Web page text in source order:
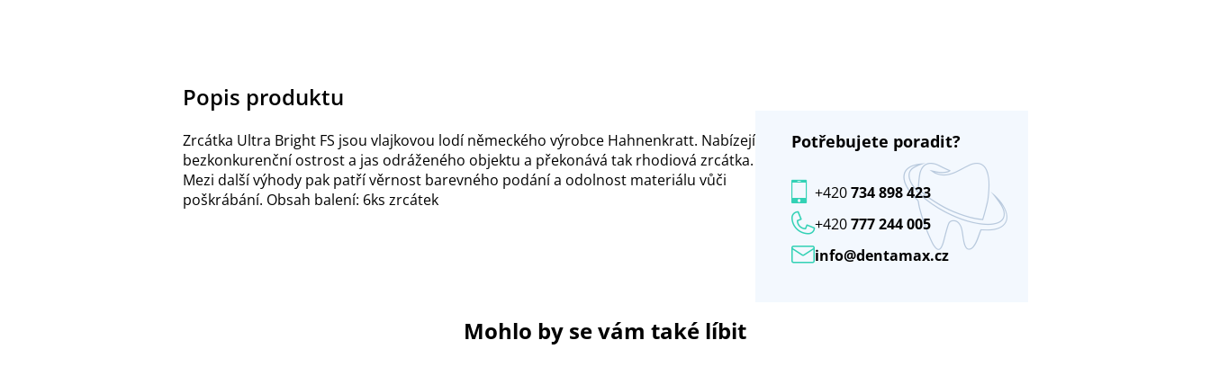
Popis produktu
Zrcátka Ultra Bright FS jsou vlajkovou lodí německého výrobce Hahnenkratt. Nabízejí
bezkonkurenční ostrost a jas odráženého objektu a překonává tak rhodiová zrcátka.
Mezi další výhody pak patří věrnost barevného podání a odolnost materiálu vůči
poškrábání. Obsah balení: 6ks zrcátek
Potřebujete poradit?
info@dentamax.cz
+420777 244 005
+420734 898 423
Mohlo by se vám také líbit